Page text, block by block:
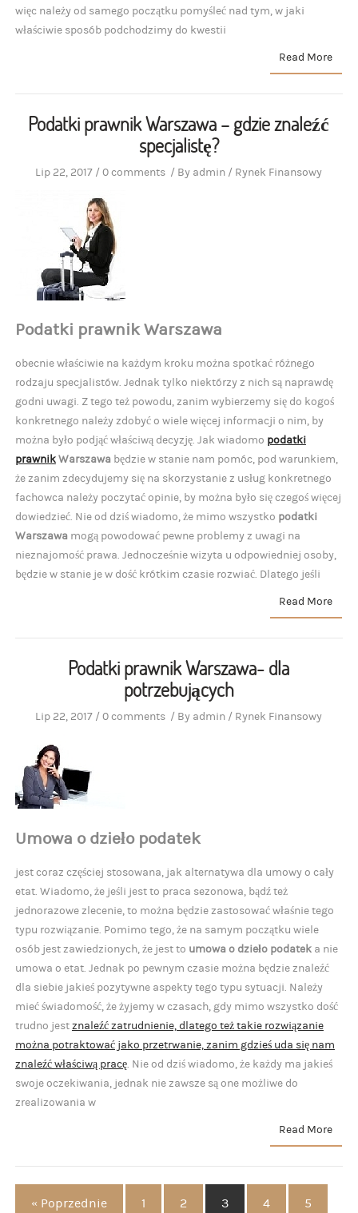
więc należy od samego początku pomyśleć nad tym, w jaki
właściwie sposób podchodzimy do kwestii
Read More
Podatki prawnik Warszawa – gdzie znaleźć
specjalistę?
Lip 22, 2017 /0 comments / By admin / Rynek Finansowy
Podatki prawnik Warszawa
obecnie właściwie na każdym kroku można spotkać różnego
rodzaju specjalistów. Jednak tylko niektórzy z nich są naprawdę
godni uwagi. Z tego też powodu, zanim wybierzemy się do kogoś
konkretnego należy zdobyć o wiele więcej informacji o nim, by
można było podjąć właściwą decyzję. Jak wiadomo podatki
prawnikWarszawabędzie w stanie nam pomóc, pod warunkiem,
że zanim zdecydujemy się na skorzystanie z usług konkretnego
fachowca należy poczytać opinie, by można było się czegoś więcej
dowiedzieć. Nie od dziś wiadomo, że mimo wszystko podatki
Warszawamogą powodować pewne problemy z uwagi na
nieznajomość prawa. Jednocześnie wizyta u odpowiedniej osoby,
będzie w stanie je w dość krótkim czasie rozwiać. Dlatego jeśli
Read More
Podatki prawnik Warszawa- dla
potrzebujących
Lip 22, 2017 /0 comments / By admin / Rynek Finansowy
Umowa o dzieło podatek
jest coraz częściej stosowana, jak alternatywa dla umowy o cały
etat. Wiadomo, że jeśli jest to praca sezonowa, bądź też
jednorazowe zlecenie, to można będzie zastosować właśnie tego
typu rozwiązanie. Pomimo tego, że na samym początku wiele
osób jest zawiedzionych, że jest to umowa o dzieło podateka nie
umowa o etat. Jednak po pewnym czasie można będzie znaleźć
dla siebie jakieś pozytywne aspekty tego typu sytuacji. Należy
mieć świadomość, że żyjemy w czasach, gdy mimo wszystko dość
trudno jestznaleźć zatrudnienie, dlatego też takie rozwiązanie
można potraktować jako przetrwanie, zanim gdzieś uda się nam
znaleźć właściwą pracę. Nie od dziś wiadomo, że każdy ma jakieś
swoje oczekiwania, jednak nie zawsze są one możliwe do
zrealizowania w
Read More
« Poprzednie 1 2 3 4 5